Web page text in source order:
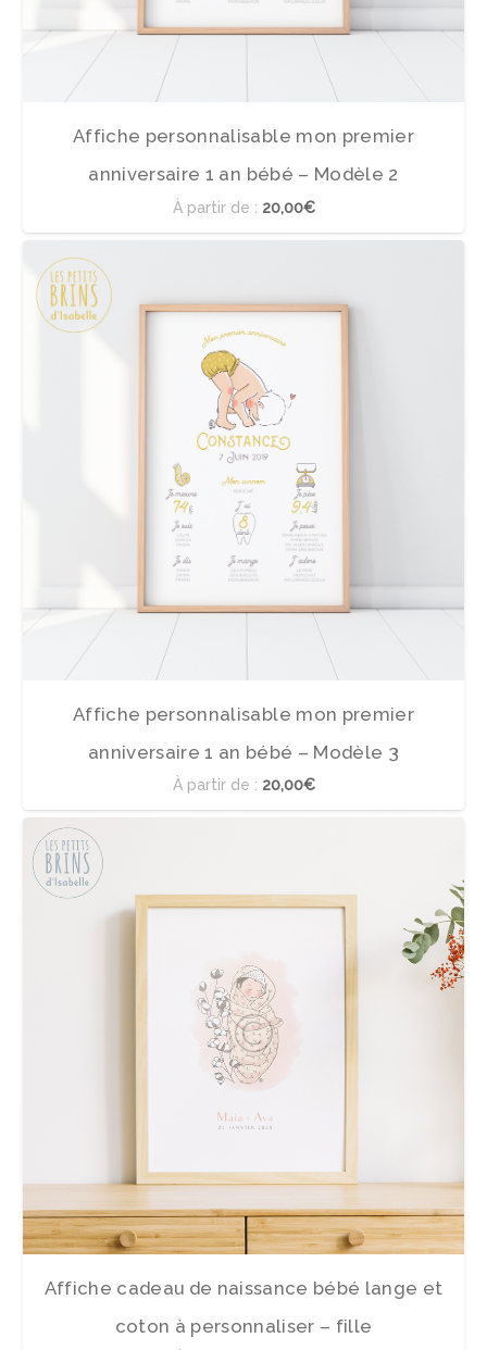
Affiche personnalisable mon premier
anniversaire 1 an bébé – Modèle 2
À partir de : 20,00€
Affiche personnalisable mon premier
anniversaire 1 an bébé – Modèle 3
À partir de : 20,00€
Affiche cadeau de naissance bébé lange et
coton à personnaliser – fille